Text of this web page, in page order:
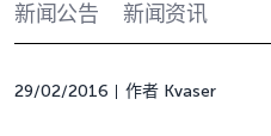
新闻公告 新闻资讯
29/02/2016 作者 Kvaser